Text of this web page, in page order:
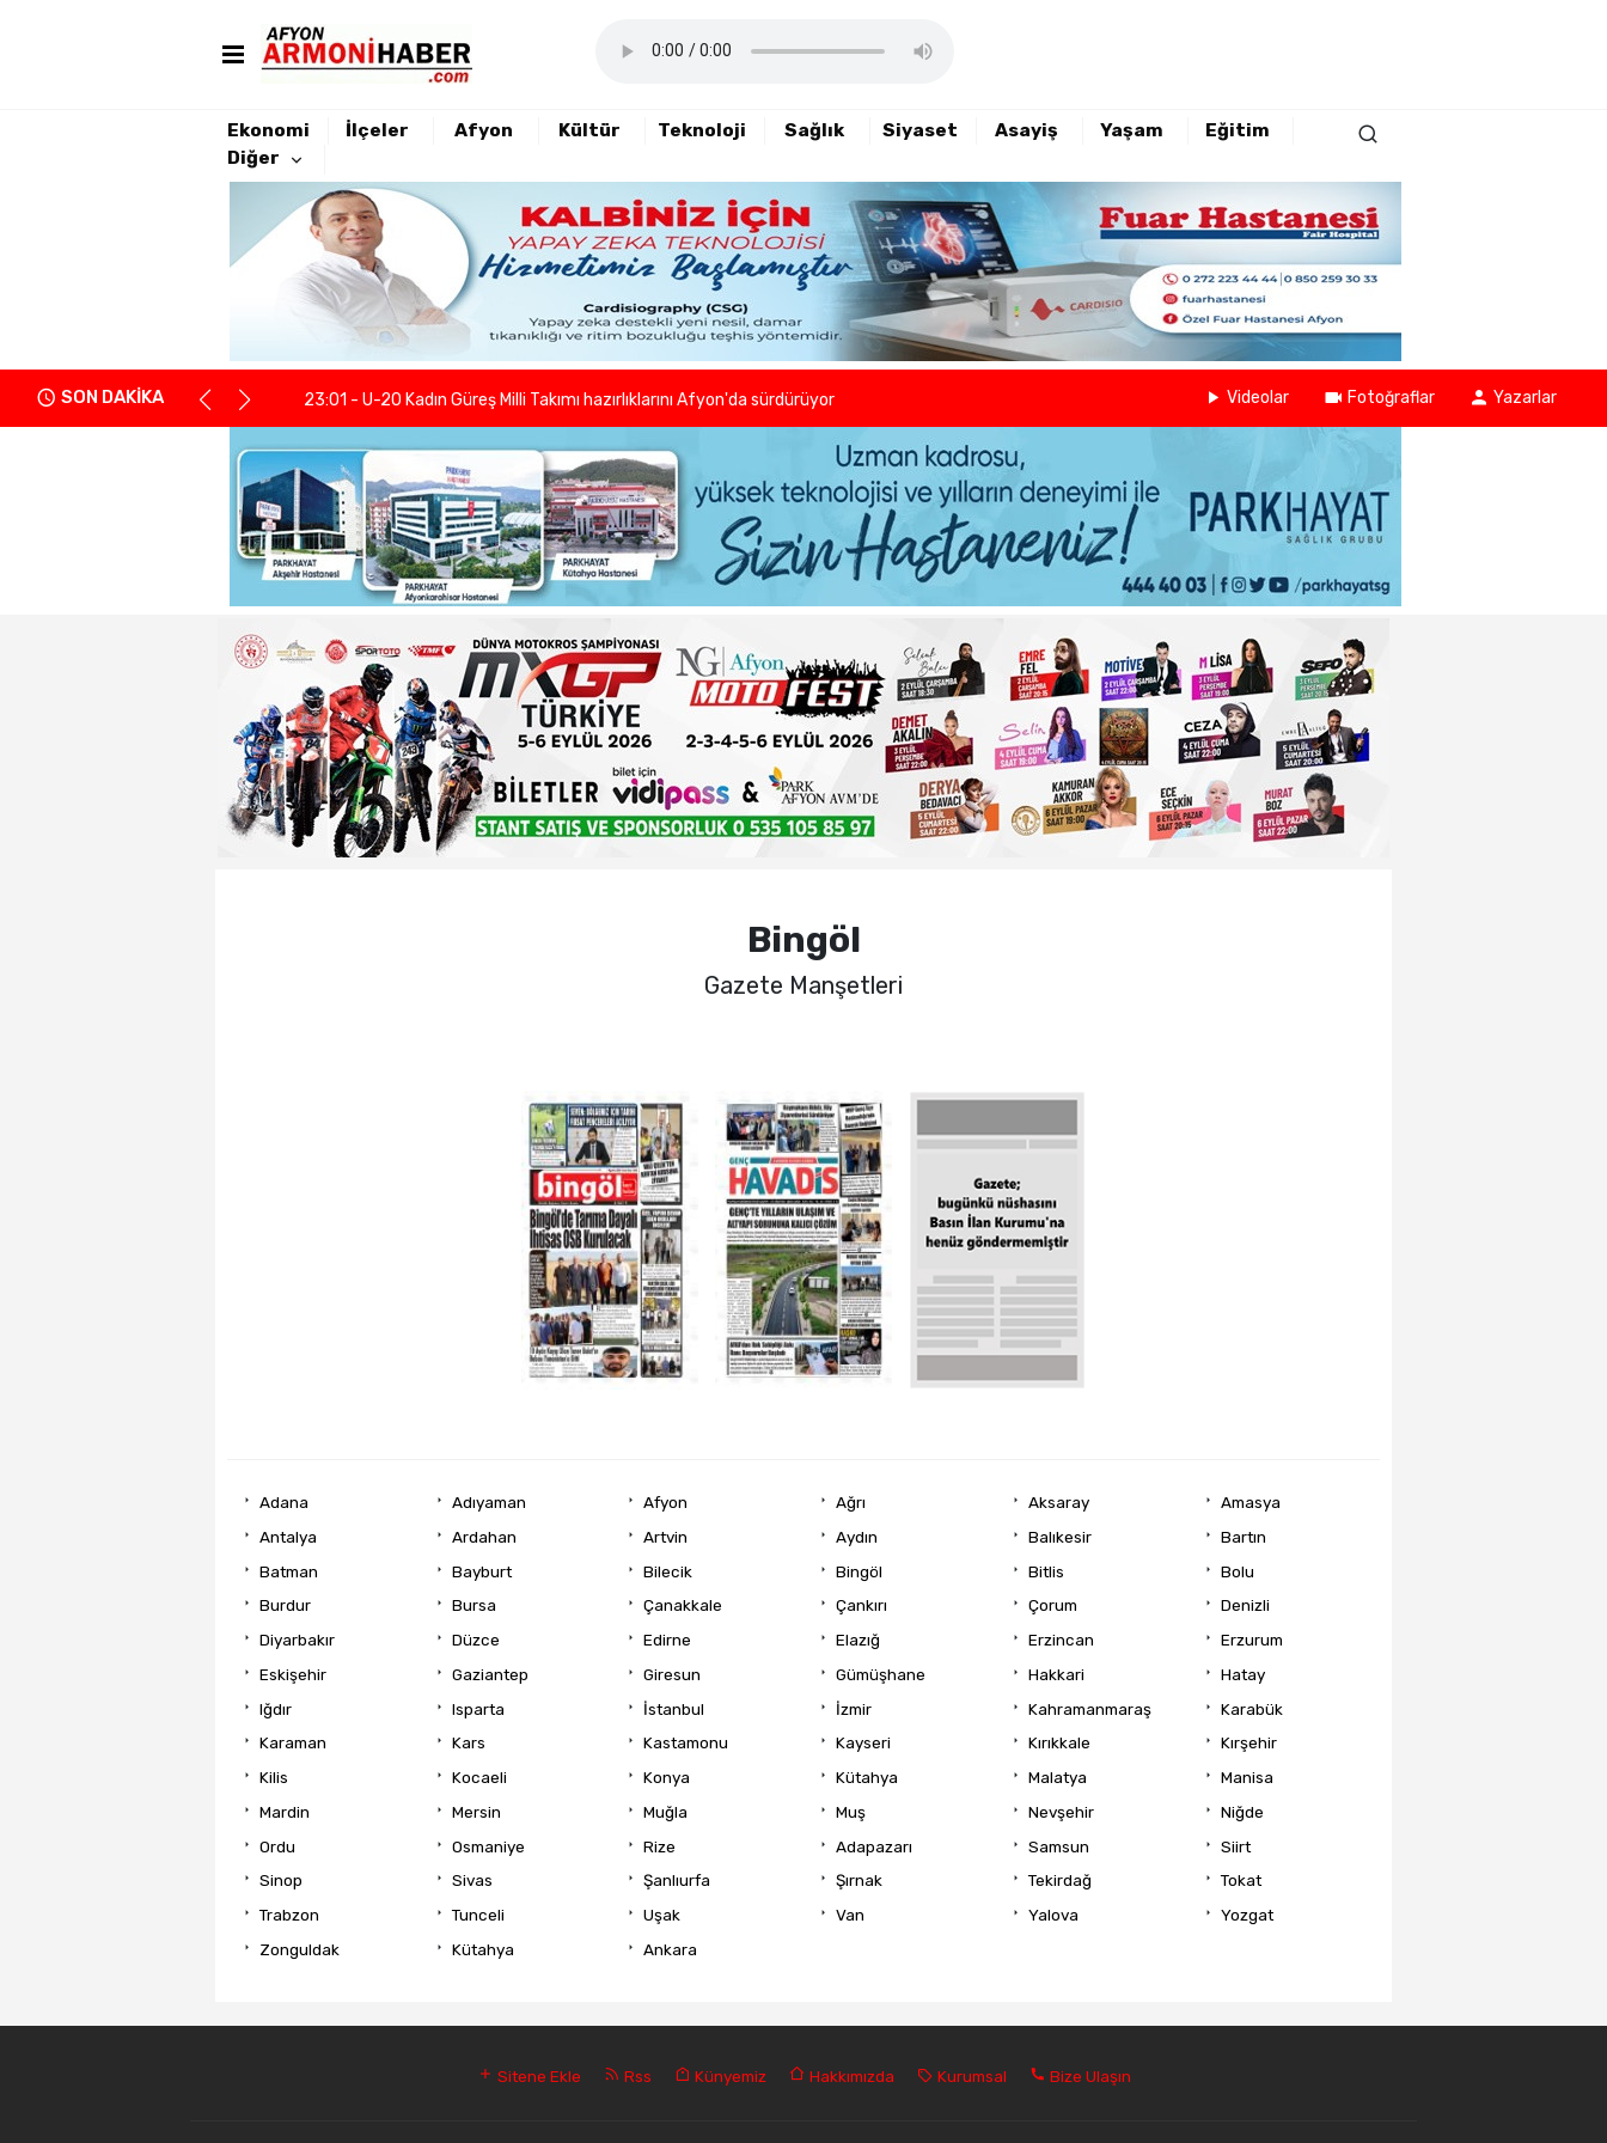
Ekonomi İlçeler Afyon Kültür Teknoloji Sağlık Siyaset Asayiş Yaşam
Eğitim
Diğer
SON DAKİKA
22:21 - Yeniden Refah Partisi haftalık basın açıklamasını yayımladı
23:08 - PARKHAYAT Hastanesi'nde sezon öncesi sağlık kontrolleri tamamlandı
23:04 - Afyonkarahisarlı berber ve kuaförlerden anlamlı hareket
23:01 - U-20 Kadın Güreş Milli Takımı hazırlıklarını Afyon'da sürdürüyor
22:55 - İGM Başkanı Siper: "Engelleri birlikte azaltıyoruz."
22:37 - Kentsel Dönüşümde yeni dönem başladı
22:29 - Adnan Başkan'dan ısınma sorunlarına kalıcı çözümler
22:26 - Badak ,Enver Paşa'nın şehadet yıldönümü sebebiyle bir mesajı yayımladı
22:21 - Yeniden Refah Partisi haftalık basın açıklamasını yayımladı
23:08 - PARKHAYAT Hastanesi'nde sezon öncesi sağlık kontrolleri tamamlandı
Videolar Fotoğraflar Yazarlar
Bingöl
Gazete Manşetleri
Adana Adıyaman Afyon Ağrı Aksaray
Amasya
Antalya
Ardahan Artvin Aydın Balıkesir
Bartın
Batman
Bayburt Bilecik Bingöl Bitlis
Bolu
Burdur
Bursa Çanakkale Çankırı Çorum
Denizli
Diyarbakır
Düzce Edirne Elazığ Erzincan
Erzurum
Eskişehir
Gaziantep Giresun Gümüşhane Hakkari
Hatay
Iğdır
Isparta İstanbul İzmir Kahramanmaraş
Karabük
Karaman
Kars Kastamonu Kayseri Kırıkkale
Kırşehir
Kilis
Kocaeli Konya Kütahya Malatya
Manisa
Mardin
Mersin Muğla Muş Nevşehir
Niğde
Ordu
Osmaniye Rize Adapazarı Samsun
Siirt
Sinop
Sivas Şanlıurfa Şırnak Tekirdağ
Tokat
Trabzon
Tunceli Uşak Van Yalova
Yozgat
Zonguldak
Kütahya Ankara
Sitene Ekle Rss Künyemiz Hakkımızda Kurumsal Bize Ulaşın